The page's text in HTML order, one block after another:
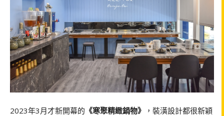
2023年3月才新開幕的 《寒聚精緻鍋物》 ，裝潢設計都很新穎